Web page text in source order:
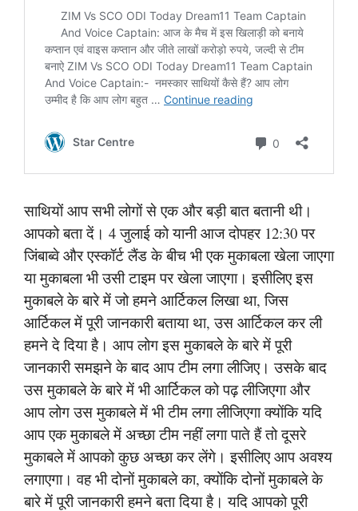
साथियों आप सभी लोगों से एक और बड़ी बात बतानी थी।
आपको बता दें। 4 जुलाई को यानी आज दोपहर 12:30 पर
जिंबाब्वे और एस्कॉर्ट लैंड के बीच भी एक मुकाबला खेला जाएगा
या मुकाबला भी उसी टाइम पर खेला जाएगा। इसीलिए इस
मुकाबले के बारे में जो हमने आर्टिकल लिखा था, जिस
आर्टिकल में पूरी जानकारी बताया था, उस आर्टिकल कर ली
हमने दे दिया है। आप लोग इस मुकाबले के बारे में पूरी
जानकारी समझने के बाद आप टीम लगा लीजिए। उसके बाद
उस मुकाबले के बारे में भी आर्टिकल को पढ़ लीजिएगा और
आप लोग उस मुकाबले में भी टीम लगा लीजिएगा क्योंकि यदि
आप एक मुकाबले में अच्छा टीम नहीं लगा पाते हैं तो दूसरे
मुकाबले में आपको कुछ अच्छा कर लेंगे। इसीलिए आप अवश्य
लगाएगा। वह भी दोनों मुकाबले का, क्योंकि दोनों मुकाबले के
बारे में पूरी जानकारी हमने बता दिया है। यदि आपको पूरी